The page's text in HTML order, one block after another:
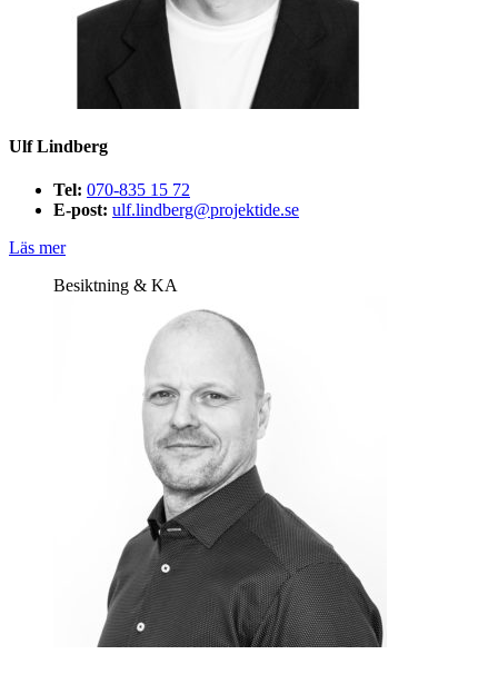
Ulf Lindberg
Tel: 070-835 15 72
E-post: ulf.lindberg@projektide.se
Läs mer
Besiktning & KA